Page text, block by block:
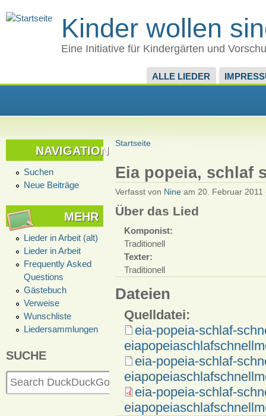
Kinder wollen
Eine Initiative für Kindergärten und
ALLE LIEDER
NAVIGATION
Suchen
Neue Beiträge
MEHR
Lieder in Arbeit (alt)
Lieder in Arbeit
Frequently Asked
Questions
Gästebuch
Verweise
Wunschliste
Liedersammlungen
SUCHE
Startseite
Eia popeia, schlaf
Verfasst von Nineam 20. Februar 2011
Über das Lied
Komponist:
Traditionell
Texter:
Traditionell
Dateien
Quelldatei:
eia-popeia-schlaf-
eia-popeia-schlaf-
eia-popeia-schlaf-